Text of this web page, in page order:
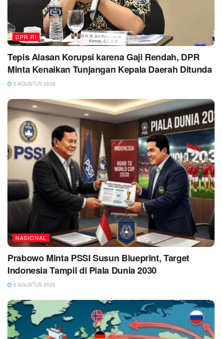
DPR RI
Tepis Alasan Korupsi karena Gaji Rendah, DPR
Minta Kenaikan Tunjangan Kepala Daerah Ditunda
6 AGUSTUS 2026
NASIONAL
Prabowo Minta PSSI Susun Blueprint, Target
Indonesia Tampil di Piala Dunia 2030
6 AGUSTUS 2026